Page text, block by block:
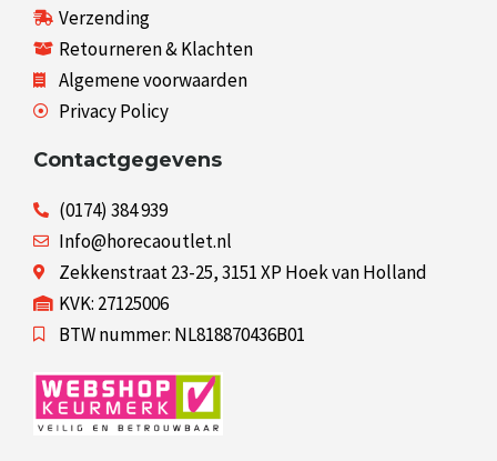
Verzending
Retourneren & Klachten
Algemene voorwaarden
Privacy Policy
Contactgegevens
(0174) 384 939
Info@horecaoutlet.nl
Zekkenstraat 23-25, 3151 XP Hoek van Holland
KVK: 27125006
BTW nummer: NL818870436B01